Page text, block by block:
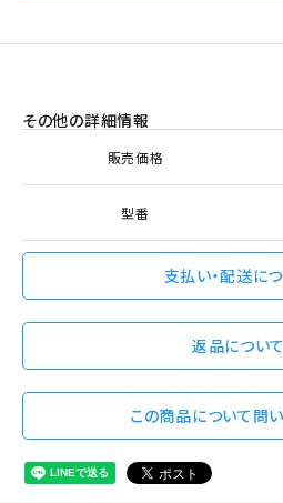
その他の詳細情報
販売価格
型番
支払い・配送に
返品について
この商品について問